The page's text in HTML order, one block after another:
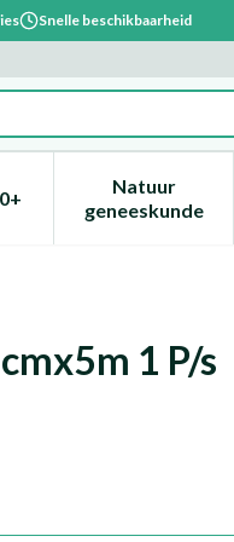
Snelle beschikbaarheid
categorieen kinderen
submenu voor Vitaliteit
Natuur
geneeskunde
Toon
1 P/s